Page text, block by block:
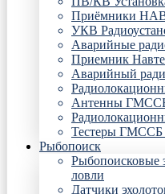
Приёмники
УКВ
Аварийные
Приемник
Аварийный
Антенны
Тестеры
Рыбопоиск
Рыбопоисковые
ловли
Датчики